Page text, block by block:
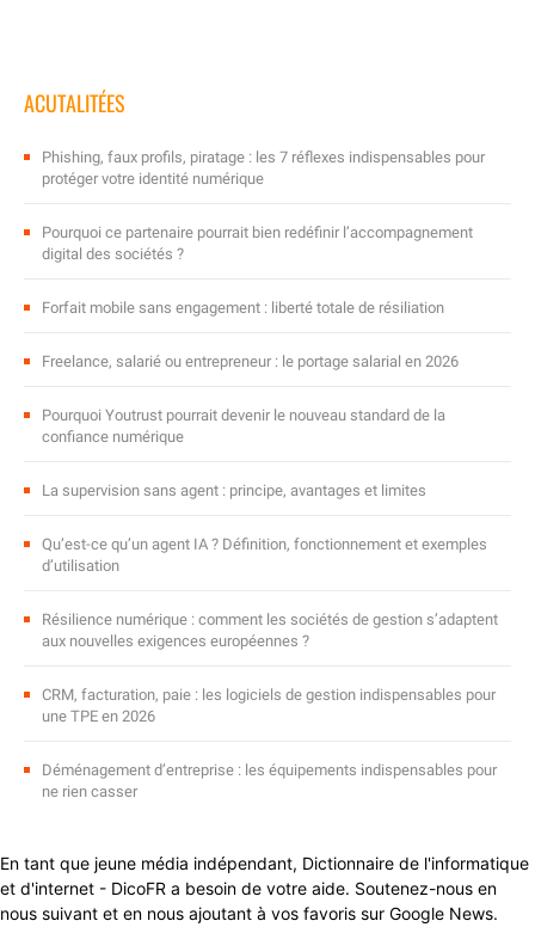
ACUTALITÉES
Phishing, faux profils, piratage : les 7 réflexes indispensables pour
protéger votre identité numérique
Pourquoi ce partenaire pourrait bien redéfinir l’accompagnement
digital des sociétés ?
Forfait mobile sans engagement : liberté totale de résiliation
Freelance, salarié ou entrepreneur : le portage salarial en 2026
Pourquoi Youtrust pourrait devenir le nouveau standard de la
confiance numérique
La supervision sans agent : principe, avantages et limites
Qu’est-ce qu’un agent IA ? Définition, fonctionnement et exemples
d’utilisation
Résilience numérique : comment les sociétés de gestion s’adaptent
aux nouvelles exigences européennes ?
CRM, facturation, paie : les logiciels de gestion indispensables pour
une TPE en 2026
Déménagement d’entreprise : les équipements indispensables pour
ne rien casser
En tant que jeune média indépendant, Dictionnaire de l'informatique
et d'internet - DicoFR a besoin de votre aide. Soutenez-nous en
nous suivant et en nous ajoutant à vos favoris sur Google News.